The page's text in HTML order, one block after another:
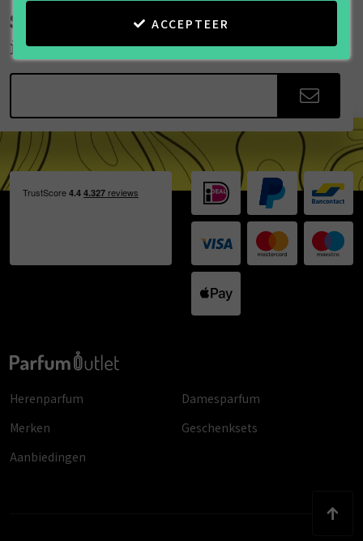
Scherpe aanbiedingen
in je mailbox
Herenparfum
Damesparfum
Merken
Geschenksets
Aanbiedingen
ACCEPTEER